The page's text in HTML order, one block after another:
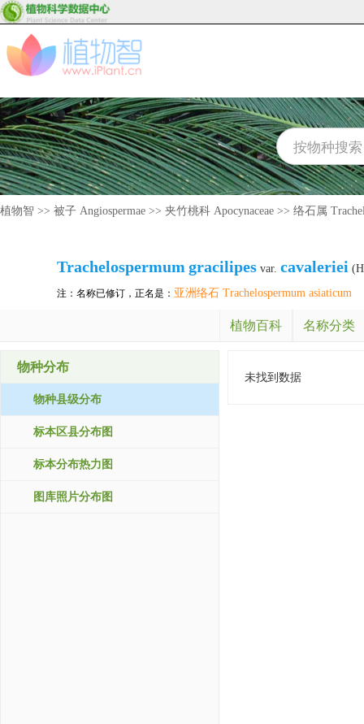
植物智 >> 被子 Angiospermae >> 夹竹桃科 Apocynaceae >> 络石属
Trachelospermum gracilipes var. cavaleriei
注：名称已修订，正名是： 亚洲络石 Trachelospermum asiaticum
植物百科 名称分类
物种分布
物种县级分布
标本区县分布图
标本分布热力图
图库照片分布图
未找到数据